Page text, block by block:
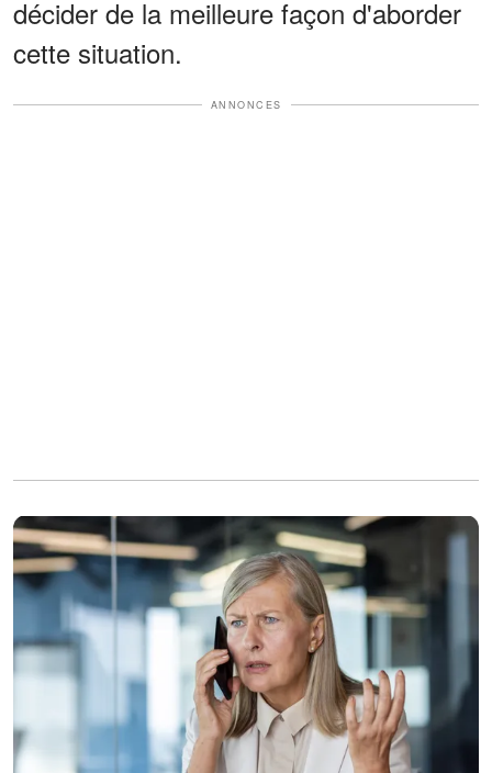
décider de la meilleure façon d'aborder
cette situation.
ANNONCES